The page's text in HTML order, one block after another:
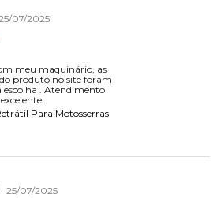
07/2025
meu maquinário, as
produto no site foram
escolha . Atendimento
Para Motosserras
25/07/2025